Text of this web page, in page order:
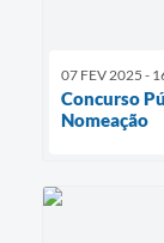
07 FEV 2025 -
Concurso
Nomeação